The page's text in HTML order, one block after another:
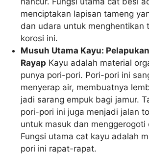
menciptakan lapisan tameng
dan udara untuk menghentikan
korosi ini.
Musuh Utama Kayu:
Rayap Kayu adalah material
punya pori-pori. Pori-pori ini
menyerap air, membuatnya
jadi sarang empuk bagi jamur.
pori-pori ini juga menjadi jalan
untuk masuk dan menggerogoti
Fungsi utama cat kayu adalah
pori ini rapat-rapat.